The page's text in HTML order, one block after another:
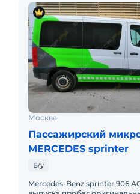
Москва
Пассажирский
MERCEDES sprinter
Б/у
Mercedes-Benz sprinter 906